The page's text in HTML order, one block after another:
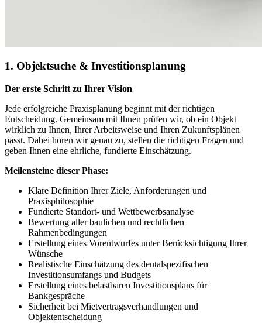
1. Objektsuche & Investitionsplanung
Der erste Schritt zu Ihrer Vision
Jede erfolgreiche Praxisplanung beginnt mit der richtigen
Entscheidung. Gemeinsam mit Ihnen prüfen wir, ob ein Objekt
wirklich zu Ihnen, Ihrer Arbeitsweise und Ihren Zukunftsplänen
passt. Dabei hören wir genau zu, stellen die richtigen Fragen und
geben Ihnen eine ehrliche, fundierte Einschätzung.
Meilensteine dieser Phase:
Klare Definition Ihrer Ziele, Anforderungen und
Praxisphilosophie
Fundierte Standort- und Wettbewerbsanalyse
Bewertung aller baulichen und rechtlichen
Rahmenbedingungen
Erstellung eines Vorentwurfes unter Berücksichtigung Ihrer
Wünsche
Realistische Einschätzung des dentalspezifischen
Investitionsumfangs und Budgets
Erstellung eines belastbaren Investitionsplans für
Bankgespräche
Sicherheit bei Mietvertragsverhandlungen und
Objektentscheidung